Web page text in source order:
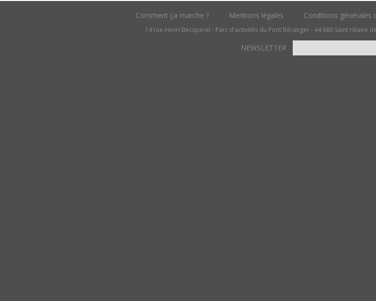
Comment ça marche ? Mentions légales Conditions générales
14 rue Henri Becquerel - Parc d'activités du Pont Béranger - 44 680 Saint Hilaire
NEWSLETTER